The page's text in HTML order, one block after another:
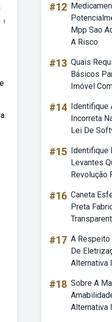
#12
Mpp Sao
A Risco
#13 Quais
Básicos
Imóvel
#14 Identifique
Incorreta
Lei De
#15 Identifique
Levantes
Revolução
#16 Caneta
Preta
#17 A
De
Alternativa
#18 Sobre A
Alternativa